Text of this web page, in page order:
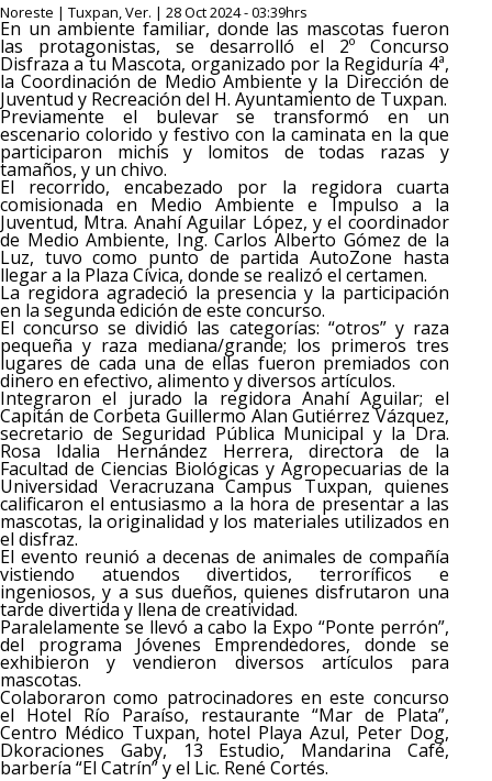
Noreste | Tuxpan, Ver. | 28 Oct 2024 - 03:39hrs
En un ambiente familiar, donde las mascotas fueron
las protagonistas, se desarrolló el 2º Concurso
Disfraza a tu Mascota, organizado por la Regiduría 4ª,
la Coordinación de Medio Ambiente y la Dirección de
Juventud y Recreación del H. Ayuntamiento de Tuxpan.
Previamente el bulevar se transformó en un
escenario colorido y festivo con la caminata en la que
participaron michis y lomitos de todas razas y
tamaños, y un chivo.
El recorrido, encabezado por la regidora cuarta
comisionada en Medio Ambiente e Impulso a la
Juventud, Mtra. Anahí Aguilar López, y el coordinador
de Medio Ambiente, Ing. Carlos Alberto Gómez de la
Luz, tuvo como punto de partida AutoZone hasta
llegar a la Plaza Cívica, donde se realizó el certamen.
La regidora agradeció la presencia y la participación
en la segunda edición de este concurso.
El concurso se dividió las categorías: “otros” y raza
pequeña y raza mediana/grande; los primeros tres
lugares de cada una de ellas fueron premiados con
dinero en efectivo, alimento y diversos artículos.
Integraron el jurado la regidora Anahí Aguilar; el
Capitán de Corbeta Guillermo Alan Gutiérrez Vázquez,
secretario de Seguridad Pública Municipal y la Dra.
Rosa Idalia Hernández Herrera, directora de la
Facultad de Ciencias Biológicas y Agropecuarias de la
Universidad Veracruzana Campus Tuxpan, quienes
calificaron el entusiasmo a la hora de presentar a las
mascotas, la originalidad y los materiales utilizados en
el disfraz.
El evento reunió a decenas de animales de compañía
vistiendo atuendos divertidos, terroríficos e
ingeniosos, y a sus dueños, quienes disfrutaron una
tarde divertida y llena de creatividad.
Paralelamente se llevó a cabo la Expo “Ponte perrón”,
del programa Jóvenes Emprendedores, donde se
exhibieron y vendieron diversos artículos para
mascotas.
Colaboraron como patrocinadores en este concurso
el Hotel Río Paraíso, restaurante “Mar de Plata”,
Centro Médico Tuxpan, hotel Playa Azul, Peter Dog,
Dkoraciones Gaby, 13 Estudio, Mandarina Café,
barbería “El Catrín” y el Lic. René Cortés.